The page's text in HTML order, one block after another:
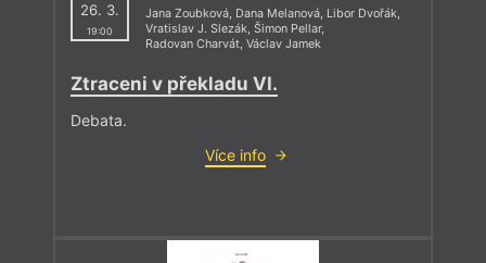
26. 3.
19:00
Jana Zoubková, Dana Melanová, Libor Dvořák,
Vratislav J. Slezák, Šimon Pellar,
Radovan Charvát, Václav Jamek
Ztraceni v překladu VI.
Debata.
Více info